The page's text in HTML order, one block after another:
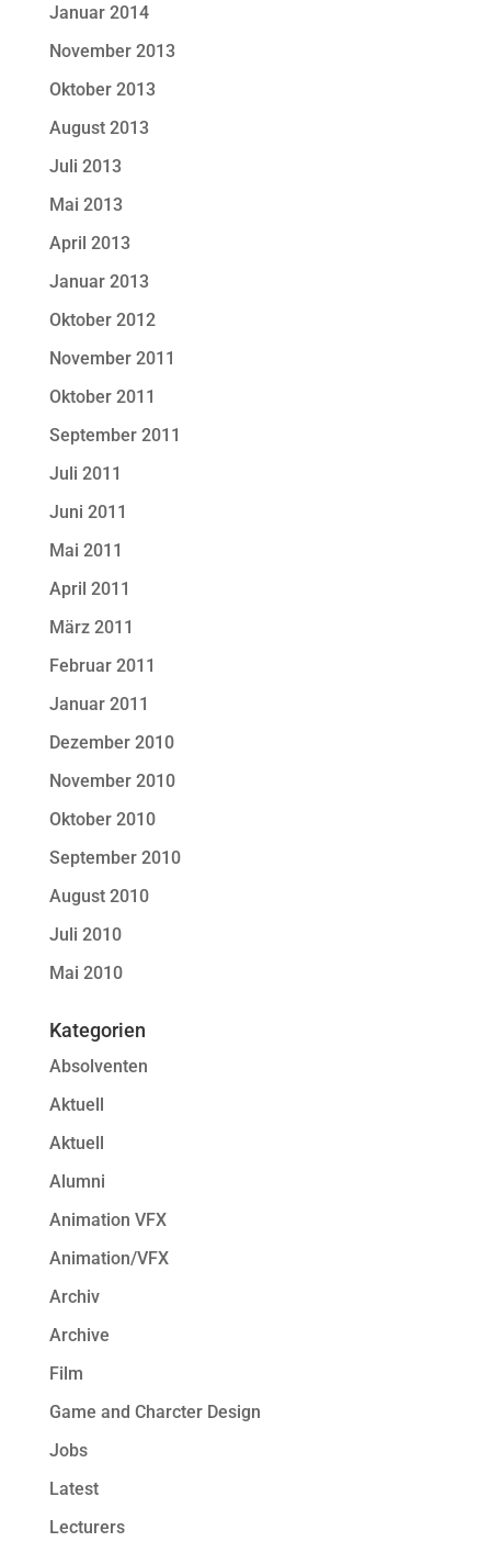
Januar 2014
November 2013
Oktober 2013
August 2013
Juli 2013
Mai 2013
April 2013
Januar 2013
Oktober 2012
November 2011
Oktober 2011
September 2011
Juli 2011
Juni 2011
Mai 2011
April 2011
März 2011
Februar 2011
Januar 2011
Dezember 2010
November 2010
Oktober 2010
September 2010
August 2010
Juli 2010
Mai 2010
Kategorien
Absolventen
Aktuell
Aktuell
Alumni
Animation VFX
Animation/VFX
Archiv
Archive
Film
Game and Charcter Design
Jobs
Latest
Lecturers